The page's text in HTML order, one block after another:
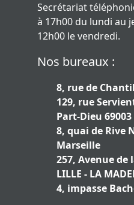
Secrétariat
à 17h00 du lundi au
12h00 le vendredi.
Nos bureaux :
8, rue de
129, rue
Part-Dieu
8, quai de Rive
Marseille
257, Avenue de
LILLE - LA
4, impasse